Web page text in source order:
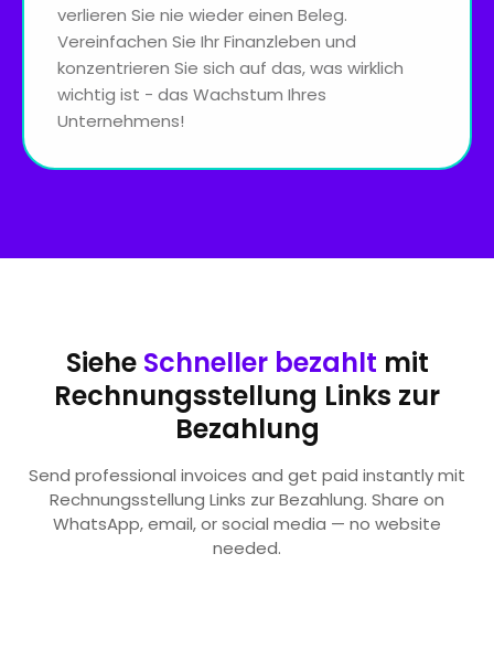
verlieren Sie nie wieder einen Beleg.
Vereinfachen Sie Ihr Finanzleben und
konzentrieren Sie sich auf das, was wirklich
wichtig ist - das Wachstum Ihres
Unternehmens!
Siehe Schneller bezahlt mit
Rechnungsstellung Links zur
Bezahlung
Send professional invoices and get paid instantly mit
Rechnungsstellung Links zur Bezahlung. Share on
WhatsApp, email, or social media — no website
needed.